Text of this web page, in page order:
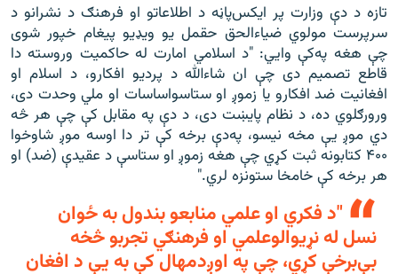
تازه د دې وزارت پر ايکس‌پاڼه د اطلاعاتو او فرهنګ د نشرانو د
سرپرست مولوي ضیاء‌الحق حقمل یو ویډیو پیغام خپور شوی
چې هغه په‌کې وايي: "د اسلامي امارت له حاکمیت وروسته دا
قاطع تصمیم دی چې ان شاءالله د پردیو افکارو، د اسلام او
افغانیت ضد افکارو یا زموږ او ستاسواساسات او ملي وحدت دی،
ورور‌ګلوي ده، د نظام پایښت دی، د دې په مقابل کې چې هر څه
دي موږ یې مخه نیسو، په‌دې برخه کې تر دا اوسه موږ شاوخوا
۴۰۰ کتابونه ثبت کړي چې هغه زموږ او ستاسې د عقیدې (ضد) او
هر برخه کې خامخا ستونزه لري."
"د فکري او علمي منابعو بندول به ځوان
نسل له نړیوالوعلمي او فرهنګي تجربو څخه
بې‌برخې کړي، چې په اوږدمهال کې به یې د افغان